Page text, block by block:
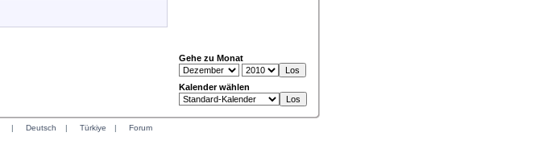
Gehe zu Monat
Kalender wählen
| Deutsch | Türkiye | Forum